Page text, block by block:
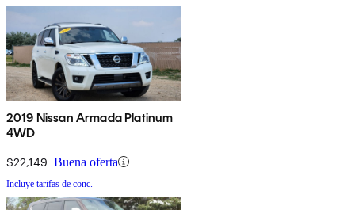
2019 Nissan Armada Platinum
4WD
$22,149 Buena oferta
Incluye tarifas de conc.